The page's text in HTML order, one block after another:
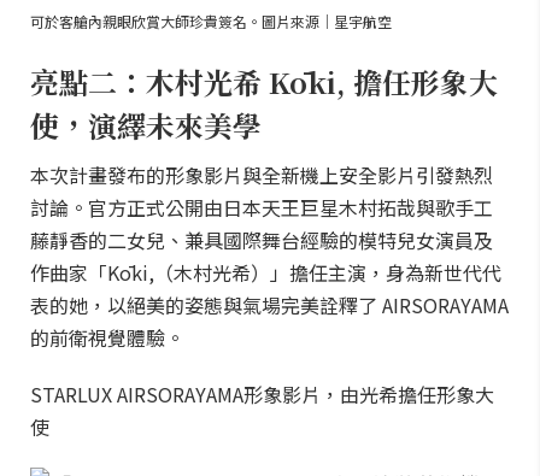
可於客艙內親眼欣賞大師珍貴簽名。圖片來源｜星宇航空
亮點二：木村光希 Kōki, 擔任形象大
使，演繹未來美學
本次計畫發布的形象影片與全新機上安全影片引發熱烈
討論。官方正式公開由日本天王巨星木村拓哉與歌手工
藤靜香的二女兒、兼具國際舞台經驗的模特兒女演員及
作曲家「Kōki,（木村光希）」擔任主演，身為新世代代
表的她，以絕美的姿態與氣場完美詮釋了 AIRSORAYAMA
的前衛視覺體驗。
STARLUX AIRSORAYAMA形象影片，由光希擔任形象大
使